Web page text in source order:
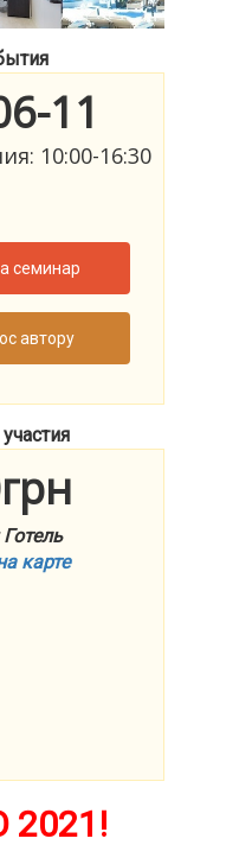
11
10:00-16:30
семинар
автору
карте
2021!